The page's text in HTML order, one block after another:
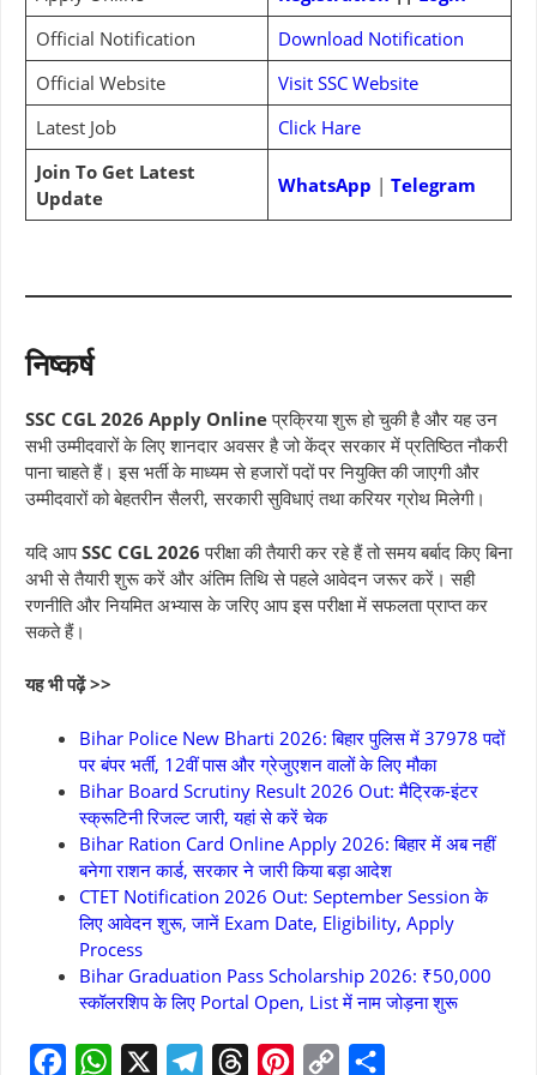
Official Notification
Download Notification
Official Website
Visit SSC Website
Latest Job
Click Hare
Join To Get Latest
Update
WhatsApp | Telegram
निष्कर्ष
SSC CGL 2026 Apply Onlineप्रक्रिया शुरू हो चुकी है और यह उन
सभी उम्मीदवारों के लिए शानदार अवसर है जो केंद्र सरकार में प्रतिष्ठित नौकरी
पाना चाहते हैं। इस भर्ती के माध्यम से हजारों पदों पर नियुक्ति की जाएगी और
उम्मीदवारों को बेहतरीन सैलरी, सरकारी सुविधाएं तथा करियर ग्रोथ मिलेगी।
यदि आपSSC CGL 2026 परीक्षा की तैयारी कर रहे हैं तो समय बर्बाद किए बिना
अभी से तैयारी शुरू करें और अंतिम तिथि से पहले आवेदन जरूर करें। सही
रणनीति और नियमित अभ्यास के जरिए आप इस परीक्षा में सफलता प्राप्त कर
सकते हैं।
यह भी पढ़ें >>
Bihar Police New Bharti 2026: बिहार पुलिस में 37978 पदों
पर बंपर भर्ती, 12वीं पास और ग्रेजुएशन वालों के लिए मौका
Bihar Board Scrutiny Result 2026 Out: मैट्रिक-इंटर
स्क्रूटिनी रिजल्ट जारी, यहां से करें चेक
Bihar Ration Card Online Apply 2026: बिहार में अब नहीं
बनेगा राशन कार्ड, सरकार ने जारी किया बड़ा आदेश
CTET Notification 2026 Out: September Session के
लिए आवेदन शुरू, जानें Exam Date, Eligibility, Apply
Process
Bihar Graduation Pass Scholarship 2026: ₹50,000
स्कॉलरशिप के लिए Portal Open, List में नाम जोड़ना शुरू